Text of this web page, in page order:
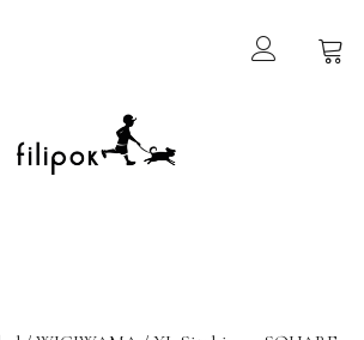
Sommermarkt
New In